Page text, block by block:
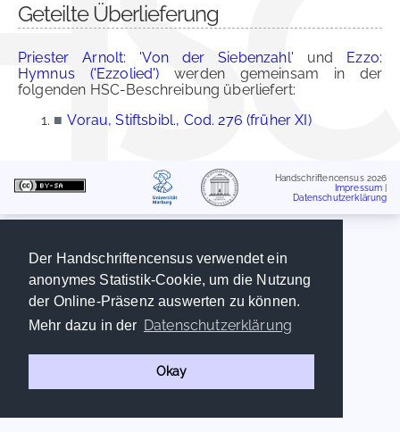
Der Handschriftencensus verwendet ein
anonymes Statistik-Cookie, um die Nutzung
der Online-Präsenz auswerten zu können.
Mehr dazu in der Datenschutzerklärung
Okay
Geteilte Überlieferung
Priester Arnolt: 'Von der Siebenzahl' und Ezzo:
Hymnus ('Ezzolied') werden gemeinsam in der
folgenden HSC-Beschreibung überliefert:
■ Vorau, Stiftsbibl., Cod. 276 (früher XI)
Handschriftencensus 2026
Impressum
Datenschutzerklärung